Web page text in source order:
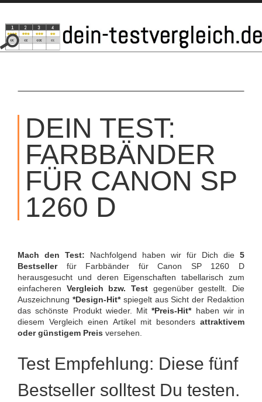
SKIP
CONTENT
DEIN TEST:
FARBBÄNDER
FÜR CANON SP
1260 D
Mach den Test: Nachfolgend haben wir für Dich die 5
Bestsellerfür Farbbänder für Canon SP 1260 D
herausgesucht und deren Eigenschaften tabellarisch zum
einfacheren Vergleich bzw. Test gegenüber gestellt. Die
Auszeichnung *Design-Hit*spiegelt aus Sicht der Redaktion
das schönste Produkt wieder. Mit*Preis-Hit*haben wir in
diesem Vergleich einen Artikel mit besonders attraktivem
oder günstigem Preis versehen.
Test Empfehlung: Diese fünf
Bestseller solltest Du testen.